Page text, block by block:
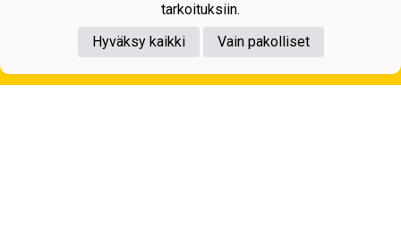
Tietosuojaseloste
tarkoituksiin.
Hyväksy kaikki
Vain pakolliset